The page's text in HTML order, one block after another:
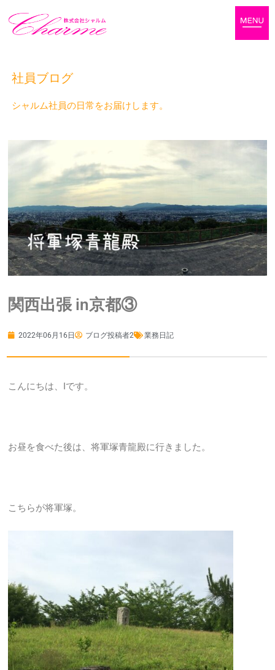
社員ブログ
シャルム社員の日常をお届けします。
関西出張 in京都③
2022年06月16日 ブログ投稿者2 業務日記
こんにちは、Iです。
お昼を食べた後は、将軍塚青龍殿に行きました。
こちらが将軍塚。